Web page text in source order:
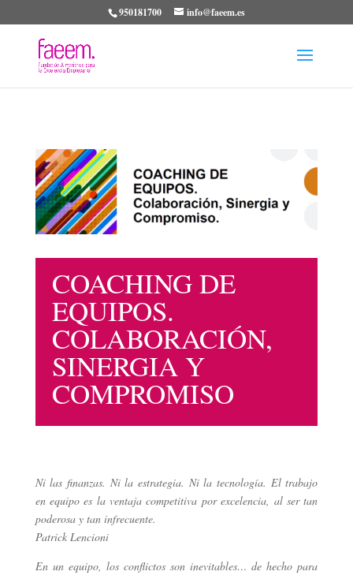
950181700 info@faeem.es
COACHING DE
EQUIPOS.
COLABORACIÓN,
SINERGIA Y
COMPROMISO
Ni las finanzas. Ni la estrategia. Ni la tecnología. El trabajo
en equipo es la ventaja competitiva por excelencia, al ser tan
poderosa y tan infrecuente.
Patrick Lencioni
En un equipo, los conflictos son inevitables… de hecho para